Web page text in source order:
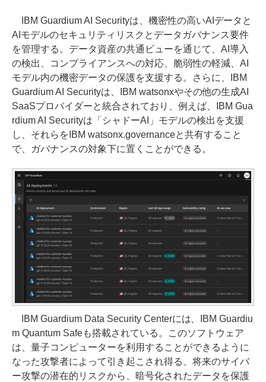
IBM Guardium AI Securityは、機密性の高いAIデータと
AIモデルのセキュリティリスクとデータガバナンス要件
を管理する。データ資産の共通ビューを通じて、AI導入
の検出、コンプライアンスへの対応、脆弱性の軽減、AI
モデル内の機密データの保護を支援する。さらに、IBM
Guardium AI Securityは、IBM watsonxやその他の生成AI
SaaSプロバイダーと統合されており、例えば、IBM Gua
rdium AI Securityは「シャドーAI」モデルの検出を支援
し、それらをIBM watsonx.governanceと共有すること
で、ガバナンスの対象下に置くことができる。
IBM Guardium Data Security Centerには、IBM Guardiu
m Quantum Safeも搭載されている。このソフトウェア
は、量子コンピューターを利用することができるように
なった攻撃者によって引き起こされ得る、将来のサイバ
ー攻撃の潜在的リスクから、暗号化されたデータを保護